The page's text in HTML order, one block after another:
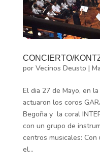
CONCIERTO/
por Vecinos Deusto |
El dia 27 de Mayo, en
actuaron los coros
Begoña y la coral
con un grupo de
centros musicales:
el...